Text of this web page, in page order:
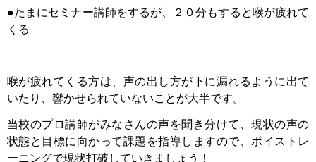
●たまにセミナー講師をするが、２０分もすると喉が疲れて
くる
喉が疲れてくる方は、声の出し方が下に漏れるように出て
いたり、響かせられていないことが大半です。
当校のプロ講師がみなさんの声を聞き分けて、現状の声の
状態と目標に向かって課題を指導しますので、ボイストレ
ーニングで現状打破していきましょう！